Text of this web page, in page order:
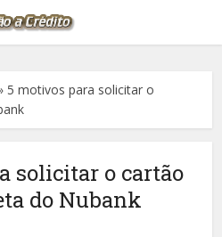
5 motivos para solicitar o
solicitar o cartão
do Nubank